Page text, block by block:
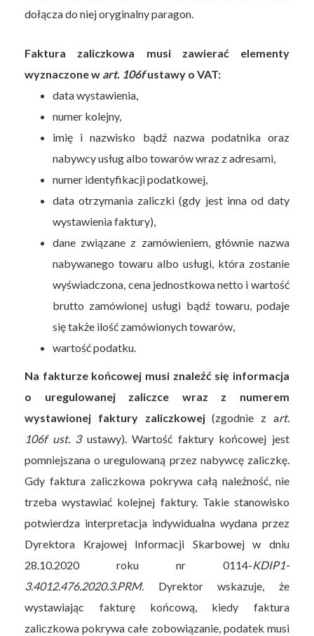
dołącza do niej oryginalny paragon.
Faktura zaliczkowa musi zawierać elementy
wyznaczone w art. 106fustawy o VAT:
data wystawienia,
numer kolejny,
imię i nazwisko bądź nazwa podatnika oraz
nabywcy usług albo towarów wraz z adresami,
numer identyfikacji podatkowej,
data otrzymania zaliczki (gdy jest inna od daty
wystawienia faktury),
dane związane z zamówieniem, głównie nazwa
nabywanego towaru albo usługi, która zostanie
wyświadczona, cena jednostkowa netto i wartość
brutto zamówionej usługi bądź towaru, podaje
się także ilość zamówionych towarów,
wartość podatku.
Na fakturze końcowej musi znaleźć się informacja
o uregulowanej zaliczce wraz z numerem
wystawionej faktury zaliczkowej(zgodnie z art.
106f ust. 3 ustawy). Wartość faktury końcowej jest
pomniejszana o uregulowaną przez nabywcę zaliczkę.
Gdy faktura zaliczkowa pokrywa całą należność, nie
trzeba wystawiać kolejnej faktury. Takie stanowisko
potwierdza interpretacja indywidualna wydana przez
Dyrektora Krajowej Informacji Skarbowej w dniu
28.10.2020 roku nr 0114-KDIP1-
3.4012.476.2020.3.PRM. Dyrektor wskazuje, że
wystawiając fakturę końcową, kiedy faktura
zaliczkowa pokrywa całe zobowiązanie, podatek musi